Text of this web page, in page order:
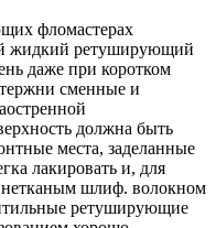
фломастерах
жидкий ретуширующий
даже при коротком
сменные и
должна быть
места, заделанные
лакировать и, для
нетканым шлиф. волокном
ретуширующие